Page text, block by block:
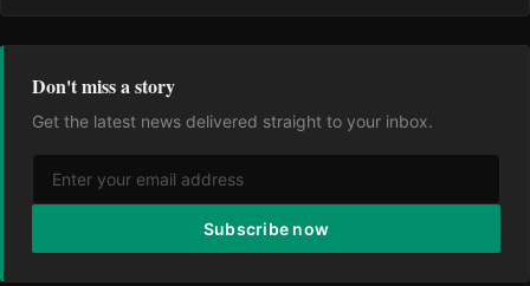
Don't miss a story
Get the latest news delivered straight to your inbox.
Subscribe now